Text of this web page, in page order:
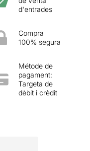
d'entrades
Compra
100% segura
Métode de
pagament:
Targeta de
dèbit i crèdit